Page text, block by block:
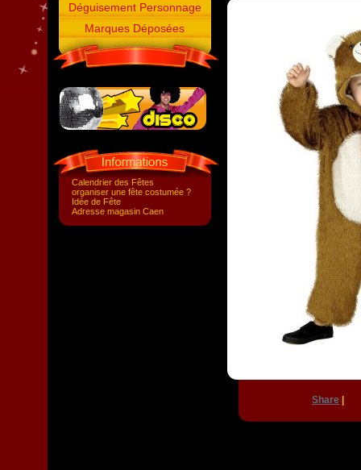
Déguisement Personnage
Marques Déposées
Calendrier des Fêtes
organiser une fête costumée ?
Idée de Fête
Adresse magasin Caen
Share